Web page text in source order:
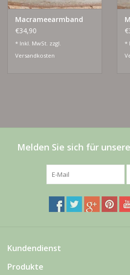
Macrameearmband
€34,90
* Inkl. MwSt. zzgl.
Versandkosten
*
Melden Sie sich für
Kundendienst
Produkte